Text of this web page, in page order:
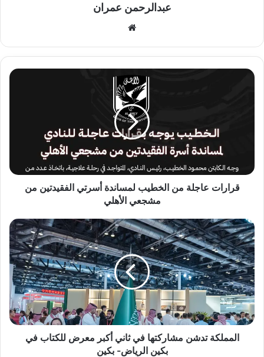
عبدالرحمن عمران
قرارات
مشجعي
الأهليقرارات عاجلة من الخطيب لمساندة أسرتي الفقيدتين من
مشجعي الأهلي
المملكة
تدشن
مشاركتها
في
ثاني
أكبر
معرض
للكتاب
في
المملكة تدشن مشاركتها في ثاني أكبر معرض للكتاب في
بكين الرياض- بكين